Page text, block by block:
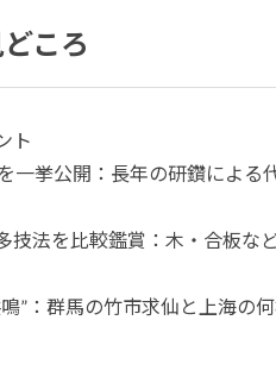
ころ
ト
一挙公開：長年の研鑽によ
技法を比較鑑賞：木・合板な
鳴”：群馬の竹市求仙と上海の